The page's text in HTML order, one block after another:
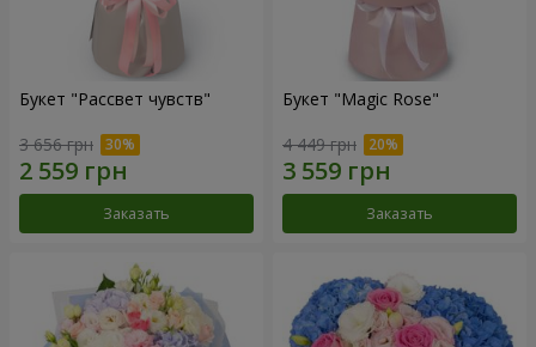
Букет "Рассвет чувств"
3 656 грн
Заказать
Букет "Magic Rose"
4 449 грн
Заказать